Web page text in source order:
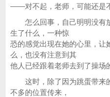
——对不起，老师，可能还是
怎么回事，自己明明没有
生了什么，一种惊
恐的感觉出现在她的心里，让
么，也没有注意到其
他人已经跟着老师去到了操场
这时，除了因为跳蛋带来
不多的位置传来，